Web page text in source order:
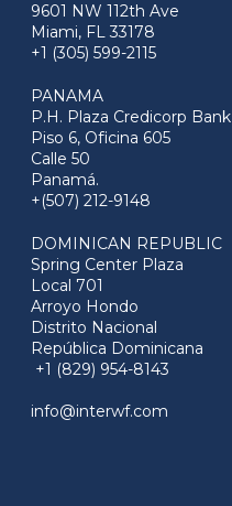
9601 NW 112th Ave
Miami, FL 33178
+1 (305) 599-2115
PANAMA
P.H. Plaza Credicorp Bank
Piso 6, Oficina 605
Calle 50
Panamá.
+(507) 212-9148
DOMINICAN REPUBLIC
Spring Center Plaza
Local 701
Arroyo Hondo
Distrito Nacional
República Dominicana
+1 (829) 954-8143
info@interwf.com